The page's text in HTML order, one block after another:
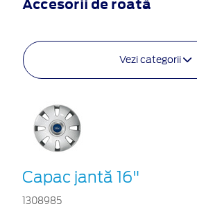
Accesorii de roată
Vezi categorii
Capac jantă 16"
1308985